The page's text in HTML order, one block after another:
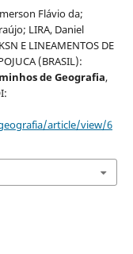
Flávio da;
LIRA, Daniel
E LINEAMENTOS DE
(BRASIL):
de Geografia,
article/view/6